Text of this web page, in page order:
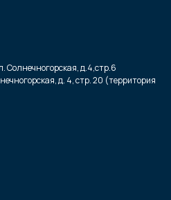
Солнечногорская, д.4,стр.6
д. 4, стр. 20 (территория